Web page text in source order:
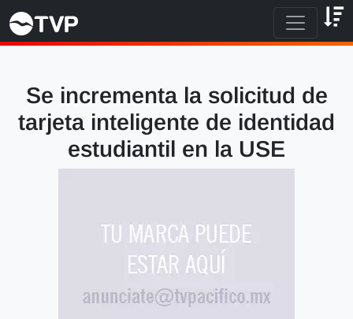
Se incrementa la solicitud de
tarjeta inteligente de identidad
estudiantil en la USE